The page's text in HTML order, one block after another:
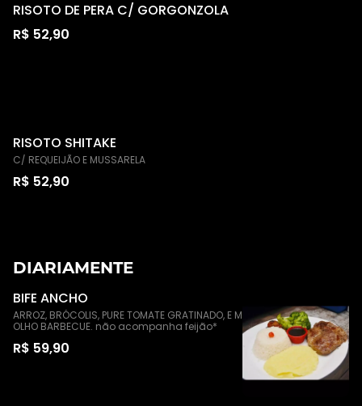
RISOTO DE PERA C/ GORGONZOLA
R$ 52,90
RISOTO SHITAKE
C/ REQUEIJÃO E MUSSARELA
R$ 52,90
DIARIAMENTE
BIFE ANCHO
ARROZ, BRÓCOLIS, PURE TOMATE GRATINADO, E M
OLHO BARBECUE. não acompanha feijão*
R$ 59,90